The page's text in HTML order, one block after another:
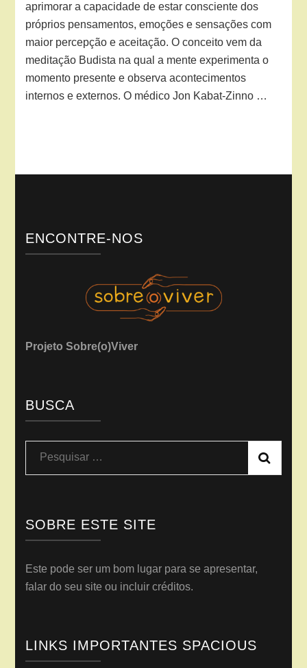
aprimorar a capacidade de estar consciente dos
próprios pensamentos, emoções e sensações com
maior percepção e aceitação. O conceito vem da
meditação Budista na qual a mente experimenta o
momento presente e observa acontecimentos
internos e externos. O médico Jon Kabat-Zinno …
ENCONTRE-NOS
Projeto Sobre(o)Viver
BUSCA
Pesquisar
por:
SOBRE ESTE SITE
Este pode ser um bom lugar para se apresentar,
falar do seu site ou incluir créditos.
LINKS IMPORTANTES SPACIOUS